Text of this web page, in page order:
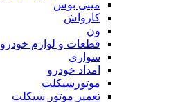
مینی بوس
کارواش
ون
قطعات و لوازم خودرو
سواری
امداد خودرو
موتورسیکلت
تعمیر موتور سیکلت